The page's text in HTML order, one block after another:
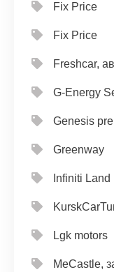
Fix Price
Fix Price
Freshcar,
G-Energy
Genesis
Greenway
Infiniti Land
Lgk motors
MeCastle,